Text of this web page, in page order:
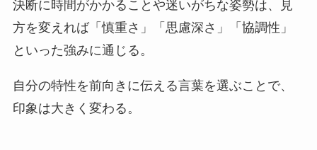
決断に時間がかかることや迷いがちな姿勢は、見
方を変えれば「慎重さ」「思慮深さ」「協調性」
といった強みに通じる。
自分の特性を前向きに伝える言葉を選ぶことで、
印象は大きく変わる。